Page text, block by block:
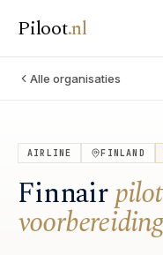
Piloot.nl
Alle organisaties
AIRLINE FINLAND
Finnair